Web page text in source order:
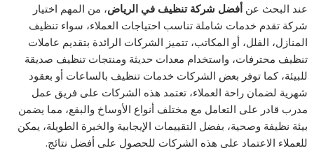
عند البحث عنأفضل شركة تنظيف في الرياض، من المهم اختيار
شركة تقدم خدمات شاملة تناسب احتياجات العملاء، سواء تنظيف
المنازل، الفلل، أو المكاتب، تتميز الشركات الرائدة بتقديم عاملات
تنظيف محترفات، واستخدام معدات حديثة ومنتجات تنظيف صديقة
للبيئة، كما توفر بعض الشركات خدمات تنظيف بالساعات أو بعقود
شهرية لضمان راحة العملاء، تعتمد هذه الشركات على فريق عمل
مدرب قادر على التعامل مع مختلف أنواع الأوساخ والبقع، مما يضمن
بيئة نظيفة وصحية، بفضل التقييمات الإيجابية والخبرة الطويلة، يمكن
للعملاء الاعتماد على هذه الشركات للحصول على أفضل نتائج.